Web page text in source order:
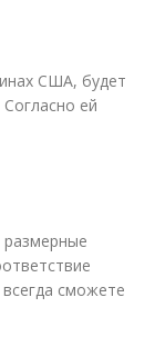
США, будет
ей
сможете